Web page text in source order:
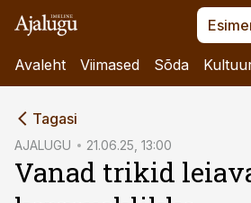
Avaleht Viimased Sõda
Tagasi
AJALUGU 21.06.25, 13:00
Vanad trikid